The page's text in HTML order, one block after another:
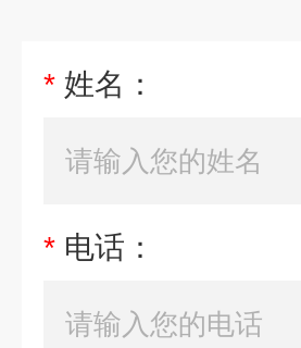
* 姓名：
* 电话：